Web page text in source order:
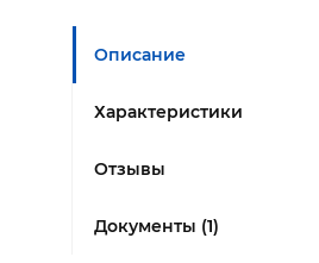
Описание
Характеристики
Отзывы
Документы (1)